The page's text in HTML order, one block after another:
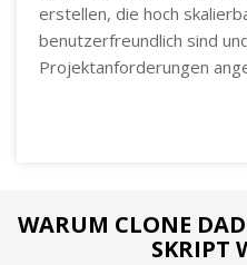
erstellen, die hoch
benutzerfreundlich sind
Projektanforderungen
WARUM CLONE
SKRIPT